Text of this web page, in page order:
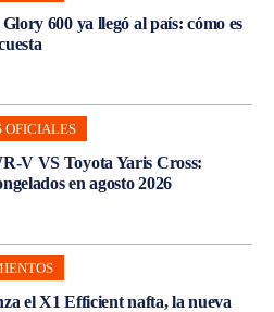
600 ya llegó al país: cómo es
OFICIALES
V VS Toyota Yaris Cross:
en agosto 2026
el X1 Efficient nafta, la nueva